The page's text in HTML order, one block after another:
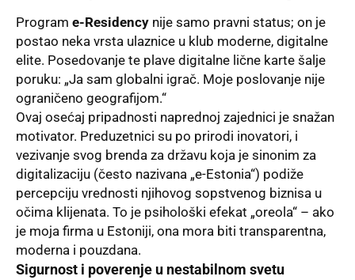
Program e-Residency nije samo pravni status; on je
postao neka vrsta ulaznice u klub moderne, digitalne
elite. Posedovanje te plave digitalne lične karte šalje
poruku: „Ja sam globalni igrač. Moje poslovanje nije
ograničeno geografijom.“
Ovaj osećaj pripadnosti naprednoj zajednici je snažan
motivator. Preduzetnici su po prirodi inovatori, i
vezivanje svog brenda za državu koja je sinonim za
digitalizaciju (često nazivana „e-Estonia“) podiže
percepciju vrednosti njihovog sopstvenog biznisa u
očima klijenata. To je psihološki efekat „oreola“ – ako
je moja firma u Estoniji, ona mora biti transparentna,
moderna i pouzdana.
Sigurnost i poverenje u nestabilnom svetu